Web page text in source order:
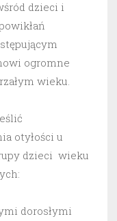
dzieci i
ogromne
wieku.
otyłości u
dzieci wieku
dorosłymi